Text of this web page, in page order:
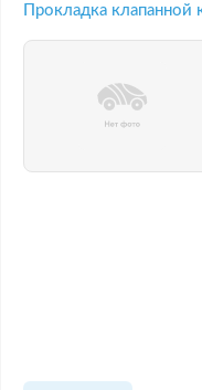
Прокладка клапанной